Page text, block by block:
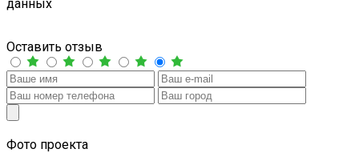
данных
Оставить отзыв
Фото проекта